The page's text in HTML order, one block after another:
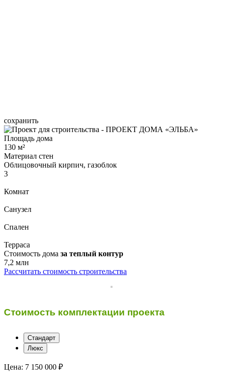
сохранить
Площадь дома
130 м²
Материал стен
Облицовочный кирпич, газоблок
3
Комнат
Санузел
Спален
Терраса
Стоимость дома за теплый контур
7,2 млн
Рассчитать стоимость строительства
Стоимость комплектации проекта
Стандарт
Люкс
Цена: 7 150 000 ₽